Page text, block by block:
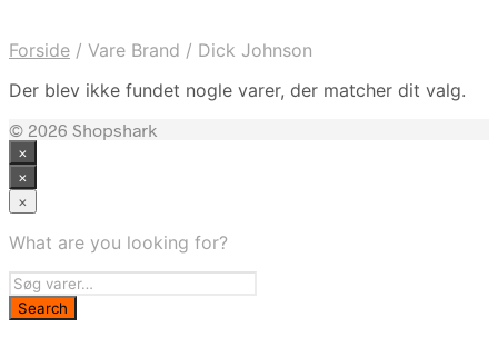
Forside / Vare Brand / Dick Johnson
Der blev ikke fundet nogle varer, der matcher dit valg.
© 2026 Shopshark
×
×
×
What are you looking for?